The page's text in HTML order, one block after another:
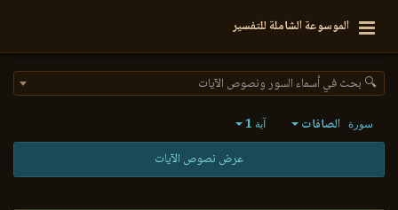
الموسوعة الشاملة للتفسير
🔍 بحث في أسماء السور ونصوص الآيات
سورة الصافات آية 1
عرض نصوص الآيات